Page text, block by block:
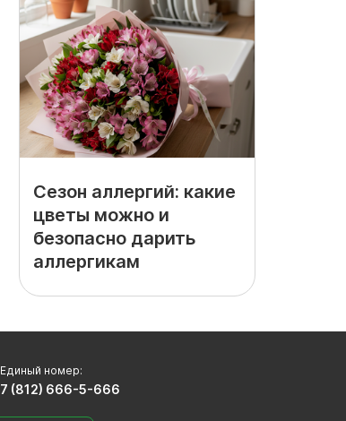
Сезон аллергий: какие
цветы можно и
безопасно дарить
аллергикам
Единый номер:
7 (812) 666-5-666